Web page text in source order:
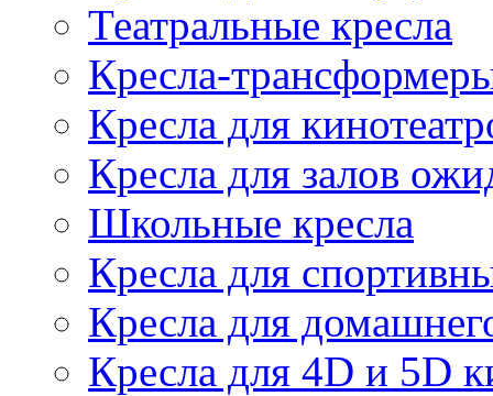
Театральные кресла
Кресла-
Кресла для
Кресла для залов
Школьные кресла
Кресла для
Кресла для
Кресла для 4D и 5D